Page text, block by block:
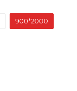
900*2000